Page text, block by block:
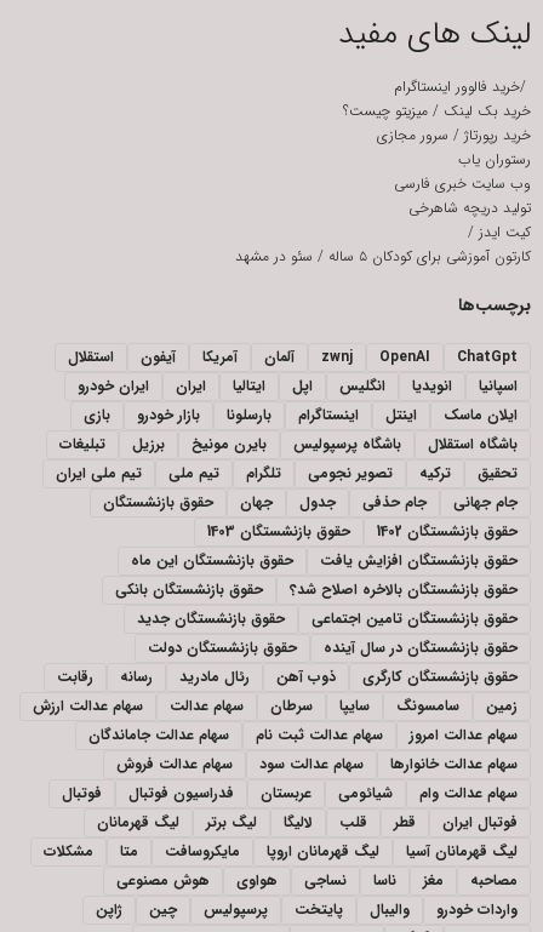
لینک های مفید
/خرید فالوور اینستاگرام
خرید بک لینک / میزیتو چیست؟
خرید رپورتاژ / سرور مجازی
رستوران یاب
وب سایت خبری فارسی
تولید دریچه شاهرخی
کیت ایدز /
کارتون آموزشی برای کودکان ۵ ساله
/ سئو در مشهد
برچسب‌ها
ChatGpt
OpenAI
zwnj آلمان آمریکا آیفون
استقلال
اسپانیا
انویدیا انگلیس اپل ایتالیا ایران
ایران خودرو
ایلان ماسک
اینتل اینستاگرام بارسلونا بازار خودرو
بازی
باشگاه استقلال
باشگاه پرسپولیس بایرن مونیخ برزیل
تبلیغات
تحقیق
ترکیه تصویر نجومی تلگرام تیم ملی
تیم ملی ایران
جام جهانی
جام حذفی جدول جهان
حقوق بازنشستگان
حقوق بازنشستگان 1402
حقوق بازنشستگان 1403
حقوق بازنشستگان افزایش یافت
حقوق بازنشستگان این ماه
حقوق بازنشستگان بالاخره اصلاح شد؟
حقوق بازنشستگان بانکی
حقوق بازنشستگان تامین اجتماعی
حقوق بازنشستگان جدید
حقوق بازنشستگان در سال آینده
حقوق بازنشستگان دولت
حقوق بازنشستگان کارگری
ذوب آهن رئال مادرید رسانه
رقابت
زمین
سامسونگ سایپا سرطان سهام عدالت
سهام عدالت ارزش
سهام عدالت امروز
سهام عدالت ثبت نام
سهام عدالت جاماندگان
سهام عدالت خانوارها
سهام عدالت سود
سهام عدالت فروش
سهام عدالت وام
شیائومی عربستان فدراسیون فوتبال
فوتبال
فوتبال ایران
قطر قلب لالیگا لیگ برتر
لیگ قهرمانان
لیگ قهرمانان آسیا
لیگ قهرمانان اروپا مایکروسافت متا
مشکلات
مصاحبه
مغز ناسا نساجی هواوی
هوش مصنوعی
واردات خودرو
والیبال پایتخت پرسپولیس چین
ژاپن